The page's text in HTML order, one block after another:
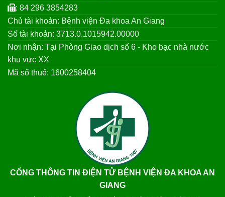
: 84 296 3854283
Chủ tài khoản: Bệnh viện Đa khoa An Giang
Số tài khoản: 3713.0.1015942.00000
Nơi nhận: Tại Phòng Giao dịch số 6 - Kho bạc nhà nước
khu vực XX
Mã số thuế: 1600258404
CỔNG THÔNG TIN ĐIỆN TỬ BỆNH VIỆN ĐA KHOA AN
GIANG